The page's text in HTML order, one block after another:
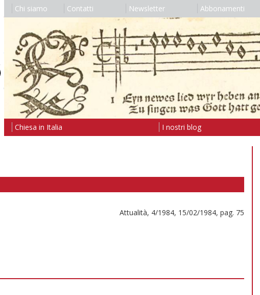
Chi siamo Contatti Newsletter Abbonamenti
Chiesa in Italia I nostri blog
Attualità, 4/1984, 15/02/1984, pag. 75